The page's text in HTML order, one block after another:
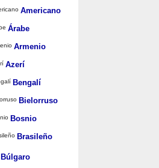
Americano
Árabe
Armenio
Azerí
Bengalí
Bielorruso
Bosnio
Brasileño
Búlgaro